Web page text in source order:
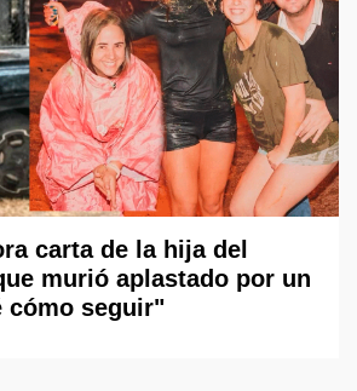
carta de la hija del
murió aplastado por un
cómo seguir"